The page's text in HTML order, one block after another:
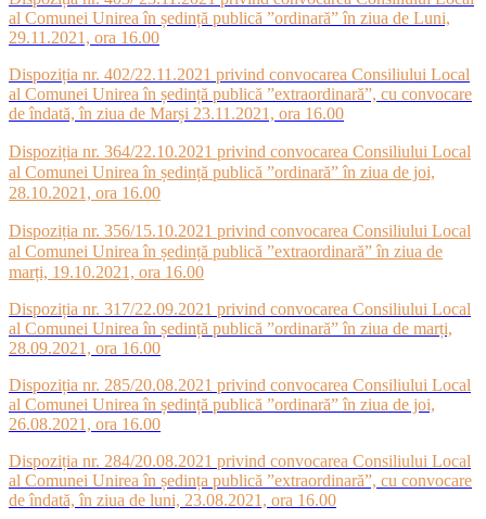
al Comunei Unirea în ședință publică ”ordinară” în ziua de Luni,
29.11.2021, ora 16.00
Dispoziția nr. 402/22.11.2021 privind convocarea Consiliului Local
al Comunei Unirea în ședință publică ”extraordinară”, cu convocare
de îndată, în ziua de Marși 23.11.2021, ora 16.00
Dispoziția nr. 364/22.10.2021 privind convocarea Consiliului Local
al Comunei Unirea în ședință publică ”ordinară” în ziua de joi,
28.10.2021, ora 16.00
Dispoziția nr. 356/15.10.2021 privind convocarea Consiliului Local
al Comunei Unirea în ședință publică ”extraordinară” în ziua de
marți, 19.10.2021, ora 16.00
Dispoziția nr. 317/22.09.2021 privind convocarea Consiliului Local
al Comunei Unirea în ședință publică ”ordinară” în ziua de marți,
28.09.2021, ora 16.00
Dispoziția nr. 285/20.08.2021 privind convocarea Consiliului Local
al Comunei Unirea în ședință publică ”ordinară” în ziua de joi,
26.08.2021, ora 16.00
Dispoziția nr. 284/20.08.2021 privind convocarea Consiliului Local
al Comunei Unirea în ședința publică ”extraordinară”, cu convocare
de îndată, în ziua de luni, 23.08.2021, ora 16.00